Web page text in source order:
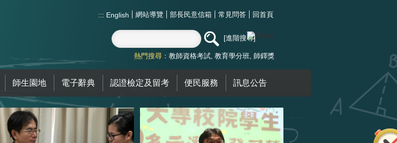
::: English 網站導覽 部長民意信箱 常見問答 回首頁
進階搜尋
熱門搜尋： 教師資格考試 教育學分班 師鐸獎
師生園地 電子辭典 認證檢定及留考 便民服務 訊息公告